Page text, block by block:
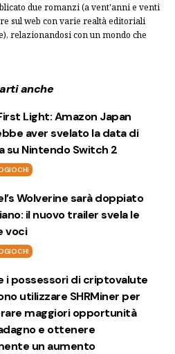
due romanzi (a vent'anni e venti
sul web con varie realtà editoriali
relazionandosi con un mondo che
anche
Light: Amazon Japan
aver svelato la data di
su Nintendo Switch 2
Wolverine sarà doppiato
il nuovo trailer svela le
voci
i possessori di criptovalute
utilizzare SHRMiner per
maggiori opportunità
e ottenere
un aumento